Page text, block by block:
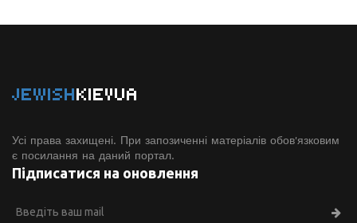
JEWISHKIEVUA
Усі права захищені. При запозиченні матеріалів обов'язковим
є посилання на даний портал.
Підписатися на оновлення